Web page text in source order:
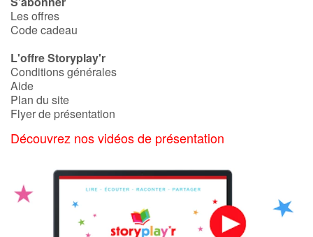
Les offres
Code cadeau
L'offre Storyplay'r
Conditions générales
Aide
Plan du site
Flyer de présentation
Découvrez nos vidéos de présentation